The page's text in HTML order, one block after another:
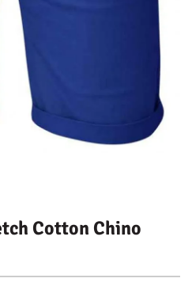
Cotton Chino